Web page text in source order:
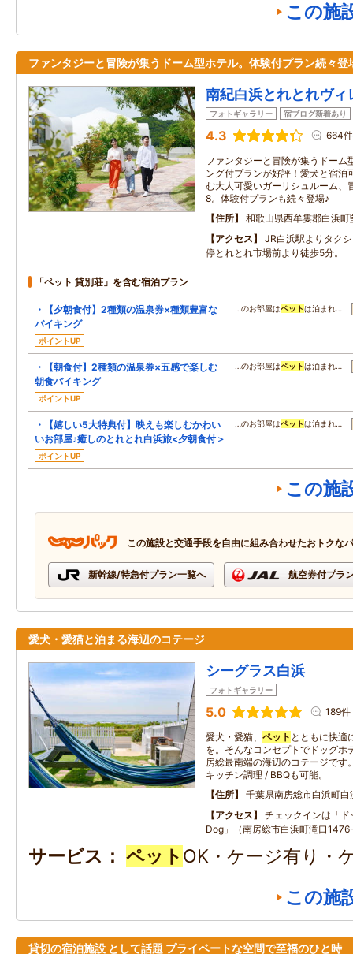
この施
ファンタジーと冒険が集うドーム型ホテル。体験付プラン続々登
南紀白浜とれとれヴィ
フォトギャラリー 宿ブログ新着あり
4.3 664件
ファンタジーと冒険が集うドーム
ング付プランが好評！愛犬と宿泊
む大人可愛いガーリシュルーム、
8。体験付プランも続々登場♪
住所
和歌山県西牟婁郡白浜
アクセス
JR白浜駅よりタク
停とれとれ市場前より徒歩5分。
「ペット 貸別荘」を含む宿泊プラン
・【夕朝食付】2種類の温泉券×種類豊富な
バイキング
ポイントUP
…のお部屋はペットは泊まれ…
・【朝食付】2種類の温泉券×五感で楽しむ
朝食バイキング
ポイントUP
…のお部屋はペットは泊まれ…
・【嬉しい5大特典付】映えも楽しむかわい
いお部屋♪癒しのとれとれ白浜旅<夕朝食付＞
ポイントUP
…のお部屋はペットは泊まれ…
この施
この施設と交通手段を自由に組み合わせたおトクな
新幹線/特急付プラン一覧へ 航空券付プラ
愛犬・愛猫と泊まる海辺のコテージ
シーグラス白浜
フォトギャラリー
5.0 189件
愛犬・愛猫、 ペット とともに快適
を。そんなコンセプトでドッグホ
房総最南端の海辺のコテージです
キッチン調理 / BBQも可能。
住所
千葉県南房総市白浜町白
アクセス
チェックインは「
Dog」（南房総市白浜町滝口
サービス ペット OK・ケージ有り・
この施
貸切の宿泊施設 として話題 プライベートな空間で至福のひと時